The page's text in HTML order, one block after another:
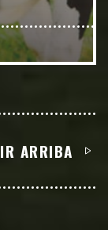
IR ARRIBA